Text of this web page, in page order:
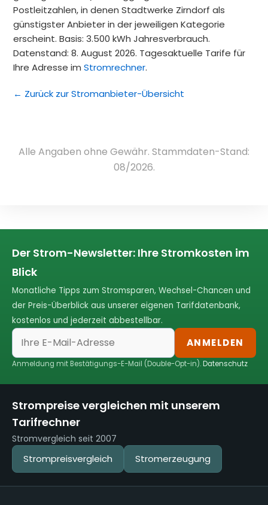
Postleitzahlen, in denen Stadtwerke Zirndorf als
günstigster Anbieter in der jeweiligen Kategorie
erscheint. Basis: 3.500 kWh Jahresverbrauch.
Datenstand: 8. August 2026. Tagesaktuelle Tarife für
Ihre Adresse imStromrechner.
← Zurück zur Stromanbieter-Übersicht
Alle Angaben ohne Gewähr. Stammdaten-Stand:
08/2026.
Der Strom-Newsletter: Ihre Stromkosten im
Blick
Monatliche Tipps zum Stromsparen, Wechsel-Chancen und
der Preis-Überblick aus unserer eigenen Tarifdatenbank,
kostenlos und jederzeit abbestellbar.
ANMELDEN
Anmeldung mit Bestätigungs-E-Mail (Double-Opt-in).Datenschutz
Strompreise vergleichen mit unserem
Tarifrechner
Stromvergleich seit 2007
Strompreisvergleich Stromerzeugung